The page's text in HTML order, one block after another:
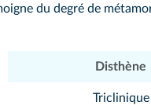
du degré de
Disthène
Triclinique